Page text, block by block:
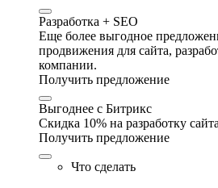
Разработка + SEO
Еще более выгодное
продвижения для сайта,
компании.
Получить предложение
Выгоднее с Битрикс
Скидка 10% на разработку
Получить предложение
Что сделать